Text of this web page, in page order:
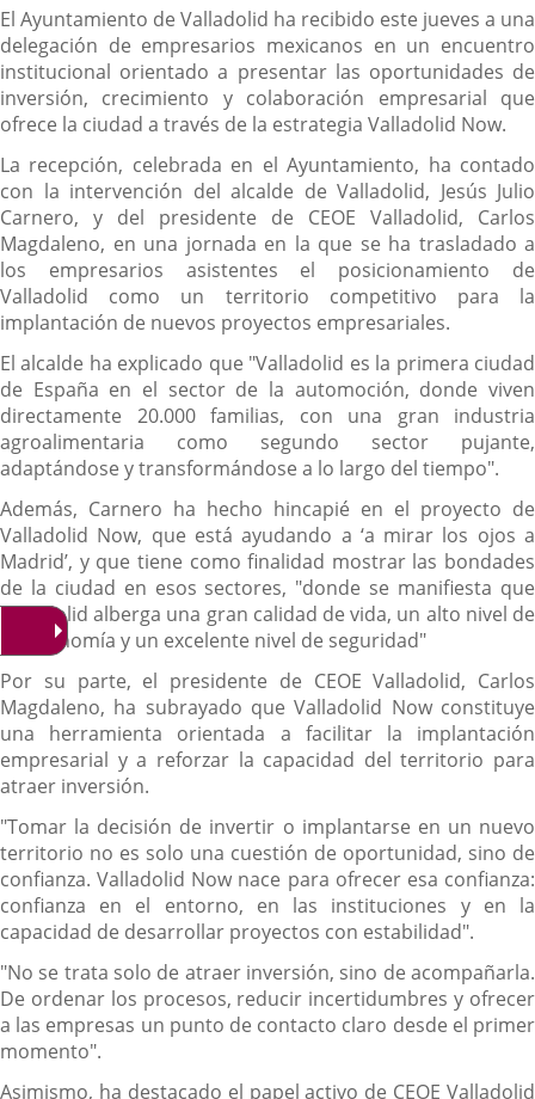
Descripción
El Ayuntamiento de Valladolid ha recibido este jueves a una
delegación de empresarios mexicanos en un encuentro
institucional orientado a presentar las oportunidades de
inversión, crecimiento y colaboración empresarial que
ofrece la ciudad a través de la estrategia Valladolid Now.
La recepción, celebrada en el Ayuntamiento, ha contado
con la intervención del alcalde de Valladolid, Jesús Julio
Carnero, y del presidente de CEOE Valladolid, Carlos
Magdaleno, en una jornada en la que se ha trasladado a
los empresarios asistentes el posicionamiento de
Valladolid como un territorio competitivo para la
implantación de nuevos proyectos empresariales.
El alcalde ha explicado que "Valladolid es la primera ciudad
de España en el sector de la automoción, donde viven
directamente 20.000 familias, con una gran industria
agroalimentaria como segundo sector pujante,
adaptándose y transformándose a lo largo del tiempo".
Además, Carnero ha hecho hincapié en el proyecto de
Valladolid Now, que está ayudando a ‘a mirar los ojos a
Madrid’, y que tiene como finalidad mostrar las bondades
de la ciudad en esos sectores, "donde se manifiesta que
Valladolid alberga una gran calidad de vida, un alto nivel de
gastronomía y un excelente nivel de seguridad"
Por su parte, el presidente de CEOE Valladolid, Carlos
Magdaleno, ha subrayado que Valladolid Now constituye
una herramienta orientada a facilitar la implantación
empresarial y a reforzar la capacidad del territorio para
atraer inversión.
"Tomar la decisión de invertir o implantarse en un nuevo
territorio no es solo una cuestión de oportunidad, sino de
confianza. Valladolid Now nace para ofrecer esa confianza:
confianza en el entorno, en las instituciones y en la
capacidad de desarrollar proyectos con estabilidad".
"No se trata solo de atraer inversión, sino de acompañarla.
De ordenar los procesos, reducir incertidumbres y ofrecer
a las empresas un punto de contacto claro desde el primer
momento".
Asimismo, ha destacado el papel activo de CEOE Valladolid